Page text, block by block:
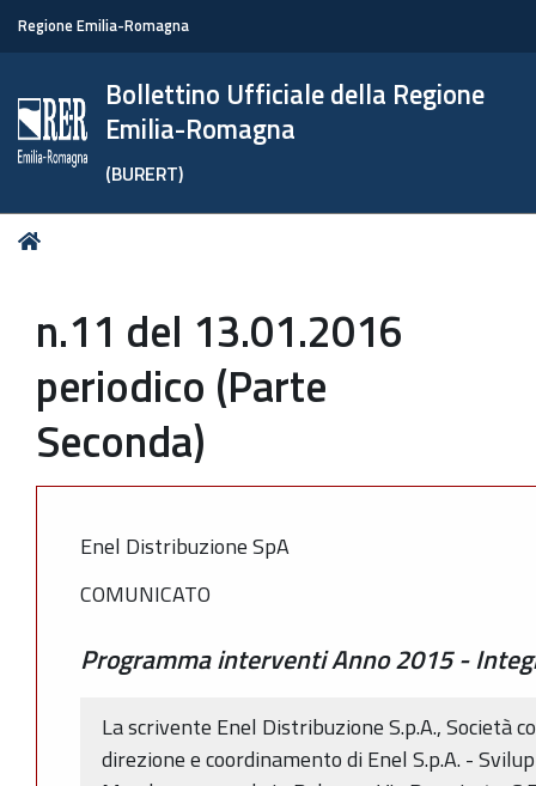
Regione Emilia-Romagna
Bollettino Ufficiale della Regione
Emilia-Romagna
(BURERT)
Tu
n.11 del 13.01.2016
periodico (Parte
Seconda)
Enel Distribuzione SpA
COMUNICATO
Programma interventi Anno 2015 -
La scrivente Enel Distribuzione S.p.A., Società
direzione e coordinamento di Enel S.p.A. -